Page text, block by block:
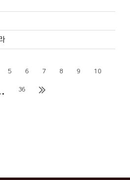
5 6 7 8 9 10
36